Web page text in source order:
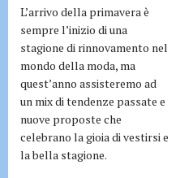
L’arrivo della primavera è
sempre l’inizio di una
stagione di rinnovamento nel
mondo della moda, ma
quest’anno assisteremo ad
un mix di tendenze passate e
nuove proposte che
celebrano la gioia di vestirsi e
la bella stagione.